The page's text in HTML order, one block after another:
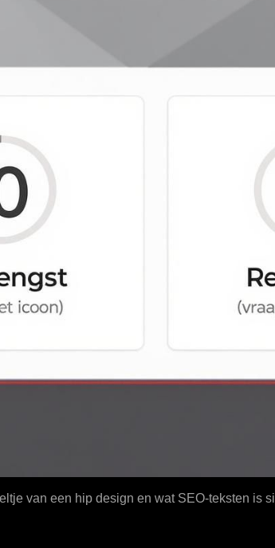
van een hip design en wat SEO-teksten is